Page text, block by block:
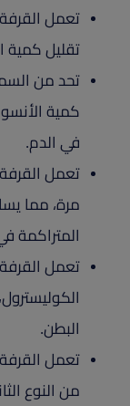
تعمل
تقليل كمية
تحد من
كمية
في الدم.
تعمل
مرة، مما
المتراكمة
تعمل
البطن.
تعمل
من النوع